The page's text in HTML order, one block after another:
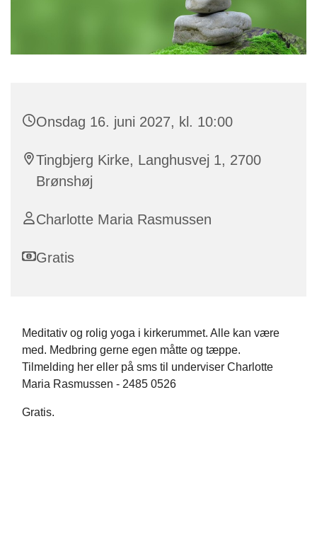
Onsdag 16. juni 2027, kl. 10:00
Tingbjerg Kirke, Langhusvej 1, 2700
Brønshøj
Charlotte Maria Rasmussen
Gratis
Meditativ og rolig yoga i kirkerummet. Alle kan være
med. Medbring gerne egen måtte og tæppe.
Tilmelding her eller på sms til underviser Charlotte
Maria Rasmussen - 2485 0526
Gratis.